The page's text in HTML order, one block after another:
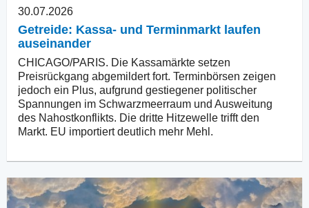
30.07.2026
Getreide: Kassa- und Terminmarkt laufen
auseinander
CHICAGO/PARIS. Die Kassamärkte setzen
Preisrückgang abgemildert fort. Terminbörsen zeigen
jedoch ein Plus, aufgrund gestiegener politischer
Spannungen im Schwarzmeerraum und Ausweitung
des Nahostkonflikts. Die dritte Hitzewelle trifft den
Markt. EU importiert deutlich mehr Mehl.